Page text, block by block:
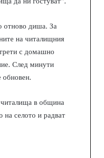
отново диша. За
на читалищния
с домашно
След минути
обновен.
читалища в община
на селото и радват